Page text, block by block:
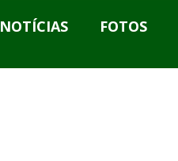
NOTÍCIAS FOTOS